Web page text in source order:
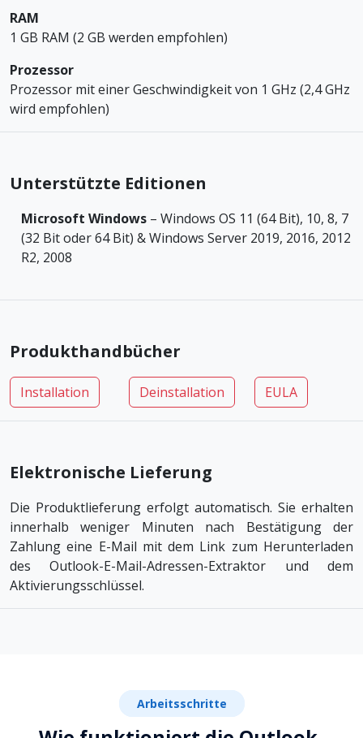
RAM
1 GB RAM (2 GB werden empfohlen)
Prozessor
Prozessor mit einer Geschwindigkeit von 1 GHz (2,4 GHz
wird empfohlen)
Unterstützte Editionen
Microsoft Windows – Windows OS 11 (64 Bit), 10, 8, 7
(32 Bit oder 64 Bit) & Windows Server 2019, 2016, 2012
R2, 2008
Produkthandbücher
Installation Deinstallation EULA
Elektronische Lieferung
Die Produktlieferung erfolgt automatisch. Sie erhalten
innerhalb weniger Minuten nach Bestätigung der
Zahlung eine E-Mail mit dem Link zum Herunterladen
des Outlook-E-Mail-Adressen-Extraktor und dem
Aktivierungsschlüssel.
Arbeitsschritte